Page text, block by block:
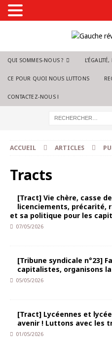
QUI SOMMES-NOUS ?
CE POUR QUOI NOUS LUTTONS
CONTACTEZ-NOUS !
ACCUEIL ARTICLES
Tracts
[Tract] Vie chère, casse
licenciements, précarité,
et sa politique pour les
07/05/2026
[Tribune syndicale n°23]
capitalistes, organisons
05/05/2026
[Tract] Lycéennes et
avenir ! Luttons avec les
01/05/2026